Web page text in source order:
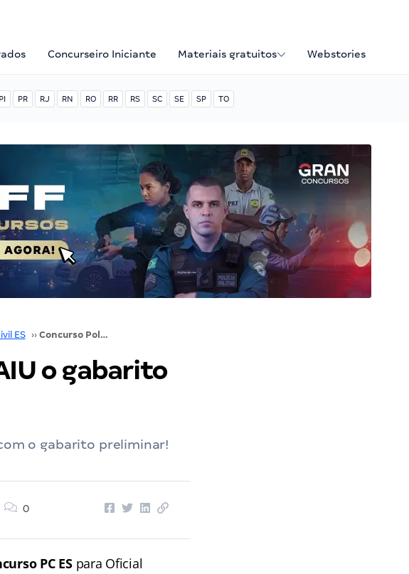
Concurseiro Iniciante Materiais gratuitos Webstories
PI PR RJ RN RO RR RS SC SE SP TO
ES ›› Concurso Polícia Civil ES: SAIU o gabarito preliminar; confira!
o gabarito
o gabarito preliminar!
0
PC ESpara Oficial